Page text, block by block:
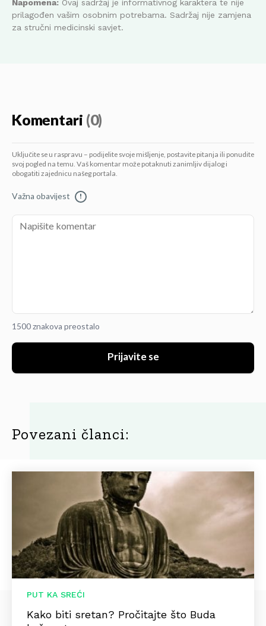
Napomena: Ovaj sadržaj je informativnog karaktera te nije
prilagođen vašim osobnim potrebama. Sadržaj nije zamjena
za stručni medicinski savjet.
Komentari (0)
Uključite se u raspravu – podijelite svoje mišljenje, postavite pitanja ili ponudite
svoj pogled na temu. Vaš komentar može potaknuti zanimljiv dijalog i
obogatiti zajednicu našeg portala.
Važna obavijest !
1500 znakova preostalo
Prijavite se
Povezani članci:
PUT KA SREĆI
Kako biti sretan? Pročitajte što Buda